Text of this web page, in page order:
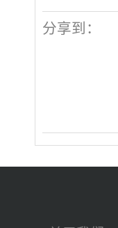
分享到：